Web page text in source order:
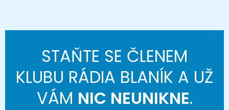
STAŇTE SE ČLENEM
KLUBU RÁDIA BLANÍK A UŽ
VÁM NIC NEUNIKNE.